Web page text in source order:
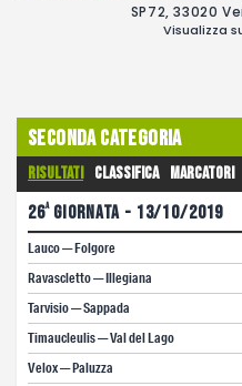
SP72, 33020
Visualizza
Seconda Categoria
Risultati Classifica Marcatori
26agiornata - 13/10/2019
13 14 15 16 17 18 19
Lauco — Folgore
Ravascletto — Illegiana
Tarvisio — Sappada
Timaucleulis — Val del Lago
Velox — Paluzza